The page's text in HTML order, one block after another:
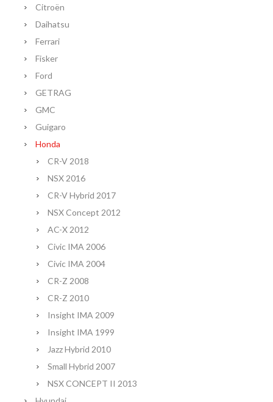
Citroën
Daihatsu
Ferrari
Fisker
Ford
GETRAG
GMC
Guigaro
Honda
CR-V 2018
NSX 2016
CR-V Hybrid 2017
NSX Concept 2012
AC-X 2012
Civic IMA 2006
Civic IMA 2004
CR-Z 2008
CR-Z 2010
Insight IMA 2009
Insight IMA 1999
Jazz Hybrid 2010
Small Hybrid 2007
NSX CONCEPT II 2013